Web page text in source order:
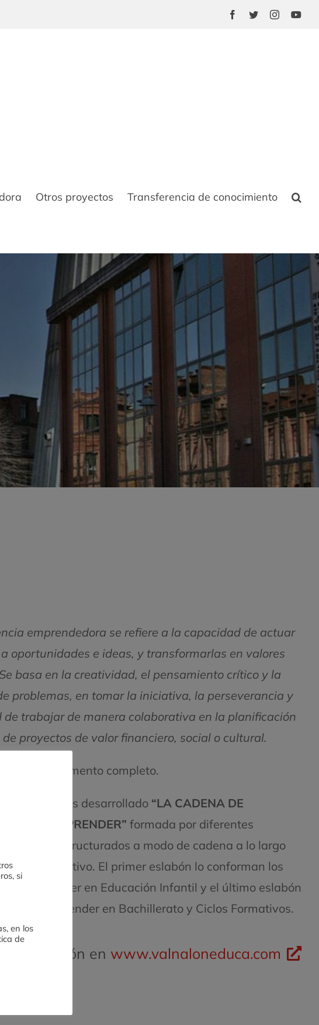
Facebook
TwitterInstagram
Otros proyectos Transferencia de conocimiento
emprendedora se refiere a la capacidad de actuar
oportunidades e ideas, y transformarlas en valores
basa en la creatividad, el pensamiento crítico y la
problemas, en tomar la iniciativa, la perseverancia y
de trabajar de manera colaborativa en la planificación
proyectos de valor financiero, social o cultural.
el documento completo.
hemos desarrollado “LA CADENA DE
PARA EMPRENDER” formada por diferentes
estructurados a modo de cadena a lo largo
educativo. El primer eslabón lo conforman los
emprender en Educación Infantil y el último eslabón
para emprender en Bachillerato y Ciclos Formativos.
información en www.valnaloneduca.com
si
en los
de